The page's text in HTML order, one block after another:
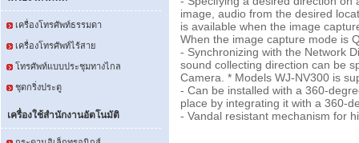
เครื่องโทรศัพท์ธรรมดา
เครื่องโทรศัพท์ไร้สาย
โทรศัพท์แบบประชุมทางไกล
ชุดกริ่งประตู
เครื่องใช้สำนักงานอัตโนมัติ
image, audio from the desired
is available when the image
When the image capture mode is
- Synchronizing with the Network
sound collecting direction can be
Camera. * Models WJ-NV300 is
- Can be installed with a 360-
place by integrating it with a 360-
- Vandal resistant mechanism for